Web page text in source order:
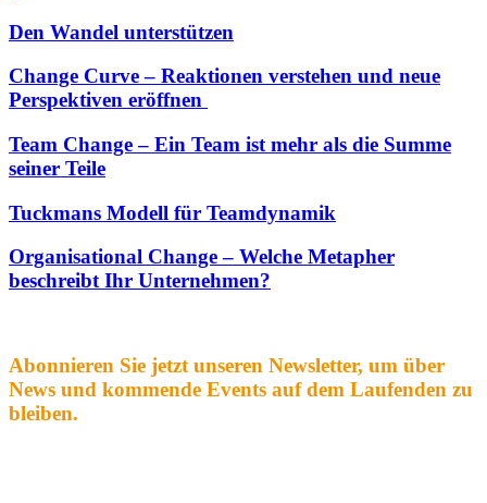
Den Wandel unterstützen
Change Curve – Reaktionen verstehen und neue
Perspektiven eröffnen
Team Change – Ein Team ist mehr als die Summe
seiner Teile
Tuckmans Modell für Teamdynamik
Organisational Change – Welche Metapher
beschreibt Ihr Unternehmen?
Abonnieren Sie jetzt unseren Newsletter, um über
News und kommende Events auf dem Laufenden zu
bleiben.